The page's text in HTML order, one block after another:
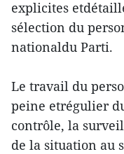
explicites
sélection du
nationaldu Parti.
Le travail du
peine etrégulier
contrôle, la
de la situation au